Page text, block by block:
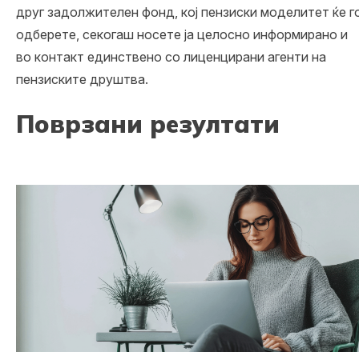
друг задолжителен фонд, кој пензиски моделитет ќе
одберете, секогаш носете ја целосно информирано и
во контакт единствено со лиценцирани агенти на
пензиските друштва.
Поврзани резултати